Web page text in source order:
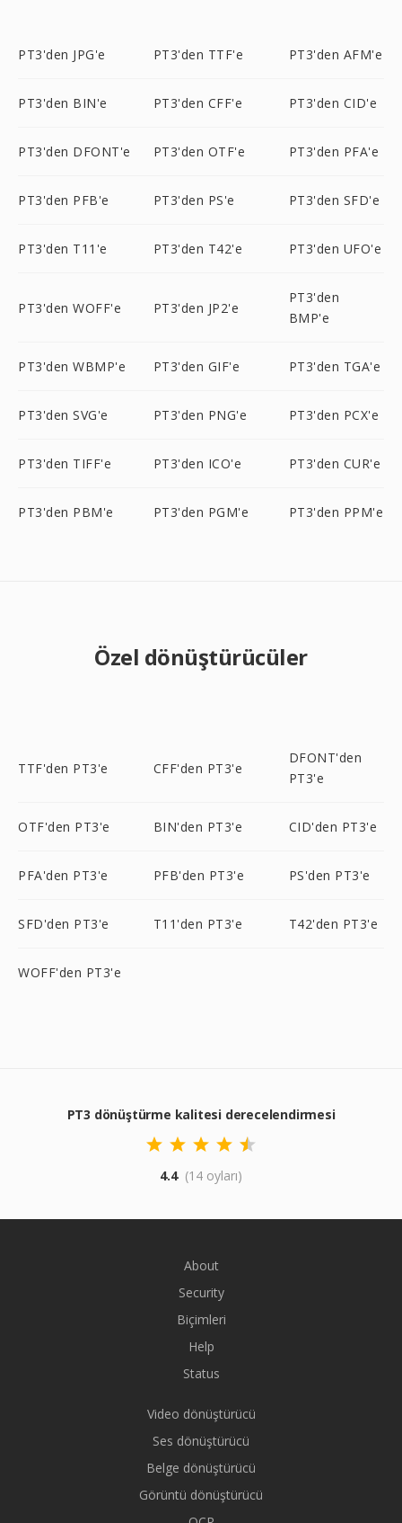
PT3'den JPG'e PT3'den TTF'e PT3'den AFM'e
PT3'den BIN'e PT3'den CFF'e PT3'den CID'e
PT3'den DFONT'e PT3'den OTF'e PT3'den PFA'e
PT3'den PFB'e PT3'den PS'e PT3'den SFD'e
PT3'den T11'e PT3'den T42'e PT3'den UFO'e
PT3'den WOFF'e PT3'den JP2'e
PT3'den
BMP'e
PT3'den WBMP'e PT3'den GIF'e PT3'den TGA'e
PT3'den SVG'e PT3'den PNG'e PT3'den PCX'e
PT3'den TIFF'e PT3'den ICO'e PT3'den CUR'e
PT3'den PBM'e PT3'den PGM'e PT3'den PPM'e
Özel dönüştürücüler
TTF'den PT3'e CFF'den PT3'e
DFONT'den
PT3'e
OTF'den PT3'e BIN'den PT3'e CID'den PT3'e
PFA'den PT3'e PFB'den PT3'e PS'den PT3'e
SFD'den PT3'e T11'den PT3'e T42'den PT3'e
WOFF'den PT3'e
PT3 dönüştürme kalitesi derecelendirmesi
4.4 (14 oyları)
About
Security
Biçimleri
Help
Status
Video dönüştürücü
Ses dönüştürücü
Belge dönüştürücü
Görüntü dönüştürücü